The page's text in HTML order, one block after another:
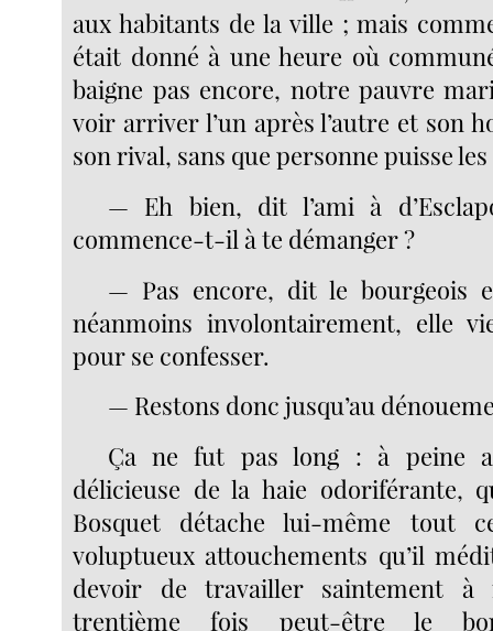
aux habitants de la ville ; mais
était donné à une heure où
baigne pas encore, notre pauvre
voir arriver l’un après l’autre et son
son rival, sans que personne puisse
— Eh bien, dit l’ami à
commence-t-il à te démanger ?
— Pas encore, dit le bourgeois
néanmoins involontairement, elle
pour se confesser.
— Restons donc jusqu’au
Ça ne fut pas long : à peine
délicieuse de la haie odoriférante,
Bosquet détache lui-même tout
voluptueux attouchements qu’il
devoir de travailler saintement
trentième fois peut-être le